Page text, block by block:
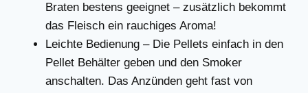
Braten bestens geeignet – zusätzlich bekommt
das Fleisch ein rauchiges Aroma!
Leichte Bedienung – Die Pellets einfach in den
Pellet Behälter geben und den Smoker
anschalten. Das Anzünden geht fast von